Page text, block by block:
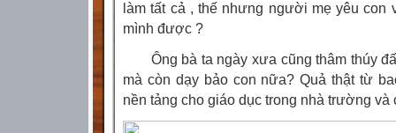
làm tất cả , thế nhưng người mẹ yêu con
mình được ?
Ông bà ta ngày xưa cũng thâm thúy
mà còn dạy bảo con nữa? Quả thật từ
nền tảng cho giáo dục trong nhà trường